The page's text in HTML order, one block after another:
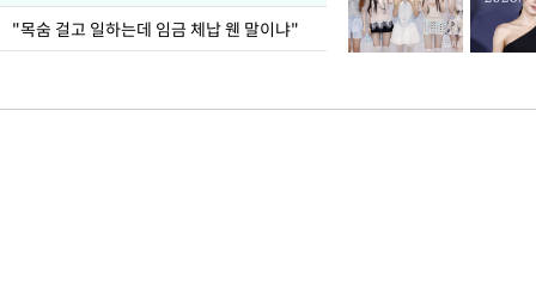
"목숨 걸고 일하는데 임금 체납 웬 말이냐"